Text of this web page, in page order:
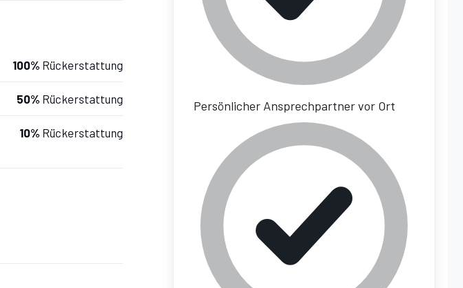
100% Rückerstattung
50% Rückerstattung
10% Rückerstattung
Persönlicher Ansprechpartner vor Ort